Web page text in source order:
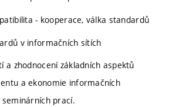
- kooperace, válka standardů
v informačních sítích
a zhodnocení základních aspektů
a ekonomie informačních
prací.